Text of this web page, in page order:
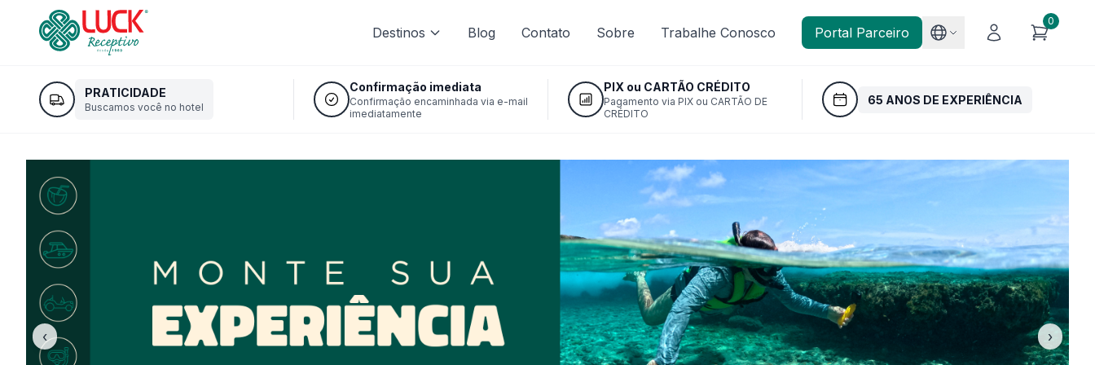
Destinos Blog Contato Sobre Trabalhe Conosco Portal Parceiro
0
PRATICIDADE
Buscamos você no hotel
Confirmação imediata
Confirmação encaminhada via e-mail
imediatamente
PIX ou CARTÃO CRÉDITO
Pagamento via PIX ou CARTÃO DE
CRÉDITO
65 ANOS DE EXPERIÊNCIA
‹ ›